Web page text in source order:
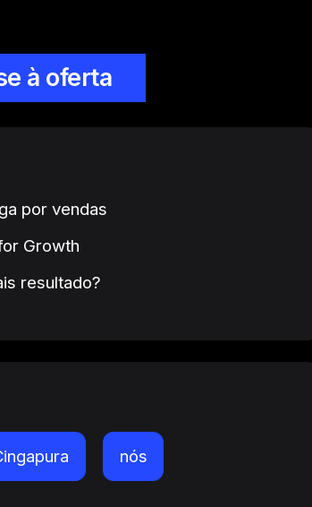
à oferta
por vendas
Growth
resultado?
nós